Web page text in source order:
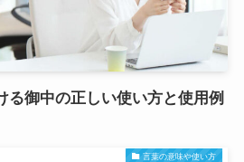
る御中の正しい使い方と使用例
言葉の意味や使い方